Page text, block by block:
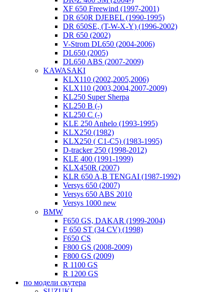
XF 650 Freewind (1997-2001)
DR 650R DJEBEL (1990-1995)
DR 650SE, (T-W-X-Y) (1996-2002)
DR 650 (2002)
V-Strom DL650 (2004-2006)
DL650 (2005)
DL650 ABS (2007-2009)
KAWASAKI
KLX110 (2002,2005,2006)
KLX110 (2003,2004,2007-2009)
KL250 Super Sherpa
KL250 B (-)
KL250 C (-)
KLE 250 Anhelo (1993-1995)
KLX250 (1982)
KLX250 ( C1-C5) (1983-1995)
D-tracker 250 (1998-2012)
KLE 400 (1991-1999)
KLX450R (2007)
KLR 650 A,B TENGAI (1987-1992)
Versys 650 (2007)
Versys 650 ABS 2010
Versys 1000 new
BMW
F650 GS, DAKAR (1999-2004)
F 650 ST (34 CV) (1998)
F650 CS
F800 GS (2008-2009)
F800 GS (2009)
R 1100 GS
R 1200 GS
по модели скутера